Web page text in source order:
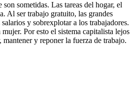
sometidas. Las tareas del hogar, el
Al ser trabajo gratuito, las grandes
y sobrexplotar a los trabajadores.
Por esto el sistema capitalista lejos
y reponer la fuerza de trabajo.